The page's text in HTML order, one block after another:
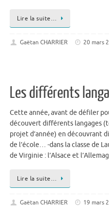
Lire la suite…
Gaëtan CHARRIER 20 mars
Les différents
Cette année, avant de défiler
découvert différents langages
projet d’année) en découvrant
de l’école… -dans la classe de
de Virginie : l’Alsace et
Lire la suite…
Gaëtan CHARRIER 19 mars